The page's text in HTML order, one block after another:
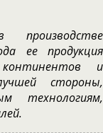
ее продукция
и
стороны,
технологиям,